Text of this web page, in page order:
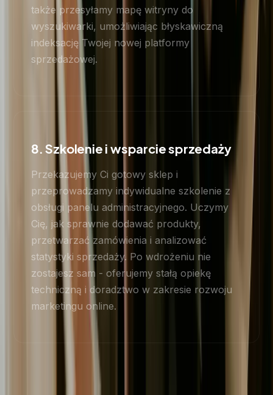
także przesyłamy mapę witryny do
wyszukiwarki, umożliwiając błyskawiczną
indeksację Twojej nowej platformy
sprzedażowej.
8. Szkolenie i wsparcie sprzedaży
Przekazujemy Ci gotowy sklep i
przeprowadzamy indywidualne szkolenie z
obsługi panelu administracyjnego. Uczymy
Cię, jak sprawnie dodawać produkty,
przetwarzać zamówienia i analizować
statystyki sprzedaży. Po wdrożeniu nie
zostajesz sam - oferujemy stałą opiekę
techniczną i doradztwo w zakresie rozwoju
marketingu online.